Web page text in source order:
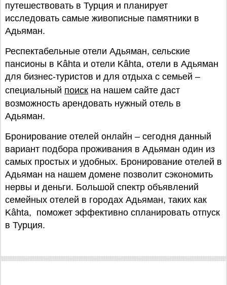
путешествовать в Турция и планирует
исследовать самые живописные памятники в
Адьяман.
Респектабельные отели Адьяман, сельские
пансионы в Kâhta и отели Kâhta, отели в Адьяман
для бизнес-туристов и для отдыха с семьей –
специальный поиск на нашем сайте даст
возможность арендовать нужный отель в
Адьяман.
Бронирование отелей онлайн – сегодня данный
вариант подбора проживания в Адьяман один из
самых простых и удобных. Бронирование отелей в
Адьяман на нашем домене позволит сэкономить
нервы и деньги. Большой спектр объявлений
семейных отелей в городах Адьяман, таких как
Kâhta, поможет эффективно спланировать отпуск
в Турция.